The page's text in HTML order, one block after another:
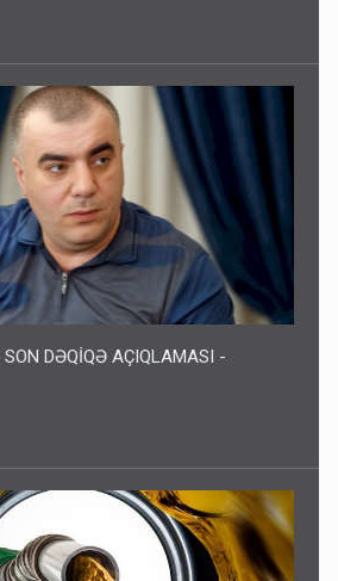
SON DƏQİQƏ AÇIQLAMASI -